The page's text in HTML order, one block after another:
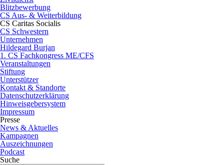
Blitzbewerbung
CS Aus- & Weiterbildung
CS Caritas Socialis
CS Schwestern
Unternehmen
Hildegard Burjan
1. CS Fachkongress ME/CFS
Veranstaltungen
Stiftung
Unterstützer
Kontakt & Standorte
Datenschutzerklärung
Hinweisgebersystem
Impressum
Presse
News & Aktuelles
Kampagnen
Auszeichnungen
Podcast
Suche